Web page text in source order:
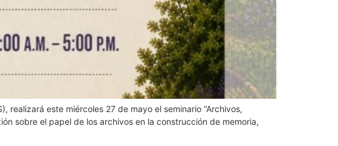
realizará este miércoles 27 de mayo el seminario “Archivos,
sobre el papel de los archivos en la construcción de memoria,